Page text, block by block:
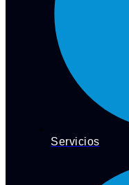
Servicios